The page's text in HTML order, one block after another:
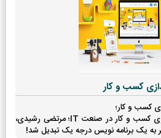
کسب و کار
کسب و کار؛
روایتی جذاب از مسیر راه اندازی کسب و کار در صنعت IT؛ مرتضی رشیدی،
به یک برنامه نویس درجه یک تبدیل شد!